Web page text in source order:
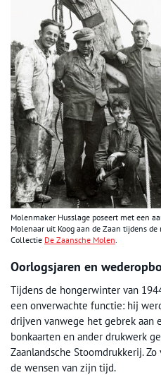
Molenmaker Husslage poseert met een
Molenaar uit Koog aan de Zaan tijdens
Collectie De Zaansche Molen
Oorlogsjaren en
Tijdens de hongerwinter van
een onverwachte functie: hij
drijven vanwege het gebrek
bonkaarten en ander drukwerk
Zaanlandsche Stoomdrukkerij.
de wensen van zijn tijd.